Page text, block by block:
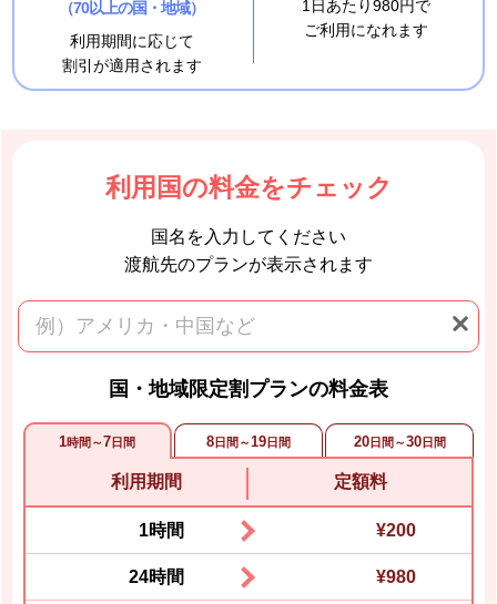
（70以上の国・地域）
利用期間に応じて
割引が適用されます
1日あたり980円で
ご利用になれます
利用国の料金をチェック
国名を入力してください
渡航先のプランが表示されます
国・地域限定割プランの料金表
1時間～7日間 8日間～19日間 20日間～30日間
利用期間 定額料
1時間 ¥200
24時間 ¥980